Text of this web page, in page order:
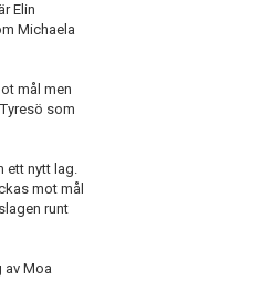
Elin
Michaela
mål men
som
ett nytt lag.
mot mål
runt
av Moa